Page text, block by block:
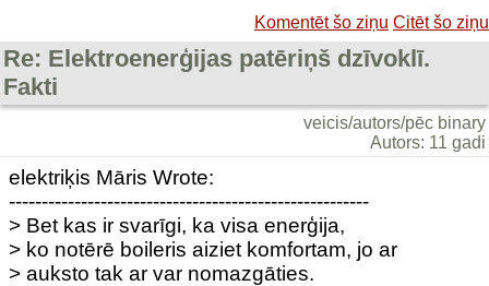
Komentēt šo ziņu Citēt šo ziņu
Re: Elektroenerģijas patēriņš dzīvoklī.
Fakti
veicis/autors/pēc binary
Autors: 11 gadi
elektriķis Māris Wrote:
-------------------------------------------------------
> Bet kas ir svarīgi, ka visa enerģija,
> ko notērē boileris aiziet komfortam, jo ar
> auksto tak ar var nomazgāties.